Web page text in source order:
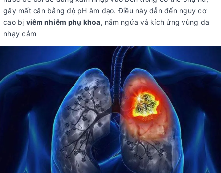
gây mất cân bằng độ pH âm đạo. Điều này dẫn đến nguy cơ
cao bị viêm nhiễm phụ khoa, nấm ngứa và kích ứng vùng da
nhạy cảm.